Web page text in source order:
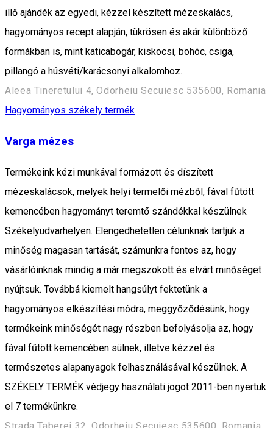
illő ajándék az egyedi, kézzel készített mézeskalács,
hagyományos recept alapján, tükrösen és akár különböző
formákban is, mint katicabogár, kiskocsi, bohóc, csiga,
pillangó a húsvéti/karácsonyi alkalomhoz.
Aleea Tineretului 4, Odorheiu Secuiesc 535600, Romania
Hagyományos székely termék
Varga mézes
Termékeink kézi munkával formázott és díszített
mézeskalácsok, melyek helyi termelői mézből, fával fűtött
kemencében hagyományt teremtő szándékkal készülnek
Székelyudvarhelyen. Elengedhetetlen célunknak tartjuk a
minőség magasan tartását, számunkra fontos az, hogy
vásárlóinknak mindig a már megszokott és elvárt minőséget
nyújtsuk. Továbbá kiemelt hangsúlyt fektetünk a
hagyományos elkészítési módra, meggyőződésünk, hogy
termékeink minőségét nagy részben befolyásolja az, hogy
fával fűtött kemencében sülnek, illetve kézzel és
természetes alapanyagok felhasználásával készülnek. A
SZÉKELY TERMÉK védjegy használati jogot 2011-ben nyertük
el 7 termékünkre.